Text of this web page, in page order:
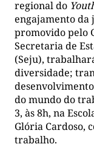
regional do
engajamento da
promovido pelo
Secretaria de
(Seju),
diversidade;
do mundo do
3, às 8h, na
Glória Cardoso,
trabalho.